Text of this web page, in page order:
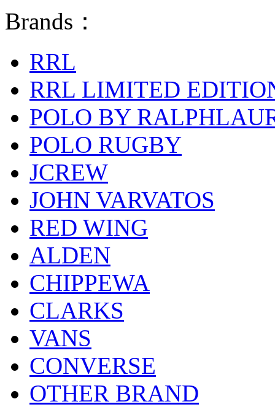
Brands：
RRL
RRL LIMITED
POLO BY
POLO RUGBY
JCREW
JOHN VARVATOS
RED WING
ALDEN
CHIPPEWA
CLARKS
VANS
CONVERSE
OTHER BRAND